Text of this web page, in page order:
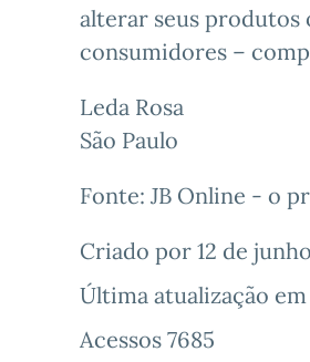
alterar seus produtos
consumidores –
Leda Rosa
São Paulo
Fonte: JB Online - o
Criado por 12 de
Última atualização em
Acessos 7685